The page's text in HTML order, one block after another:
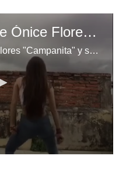
El sensual baile entre Ónice Flores "Campanita" y su amiga Lissy Ayala
El sensual baile entre Ónice Flores "Campanita" y su amiga Lissy Ayala